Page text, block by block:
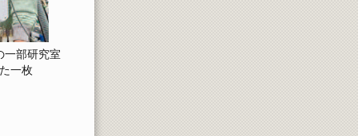
一部研究室
一枚